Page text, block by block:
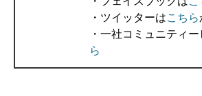
・ツイッターはこちら
・一社コミュニティ
ら